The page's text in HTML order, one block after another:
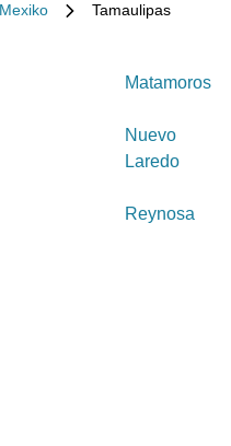
Mexiko Tamaulipas
Matamoros
Nuevo
Laredo
Reynosa